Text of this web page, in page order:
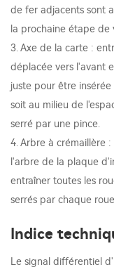
de fer adjacents sont
la prochaine étape de
3. Axe de la carte :
déplacée vers l'avant
juste pour être
soit au milieu de
serré par une pince.
4. Arbre à crémaillère
l'arbre de la plaque
entraîner toutes les
serrés par chaque
Indice
Le signal différentiel